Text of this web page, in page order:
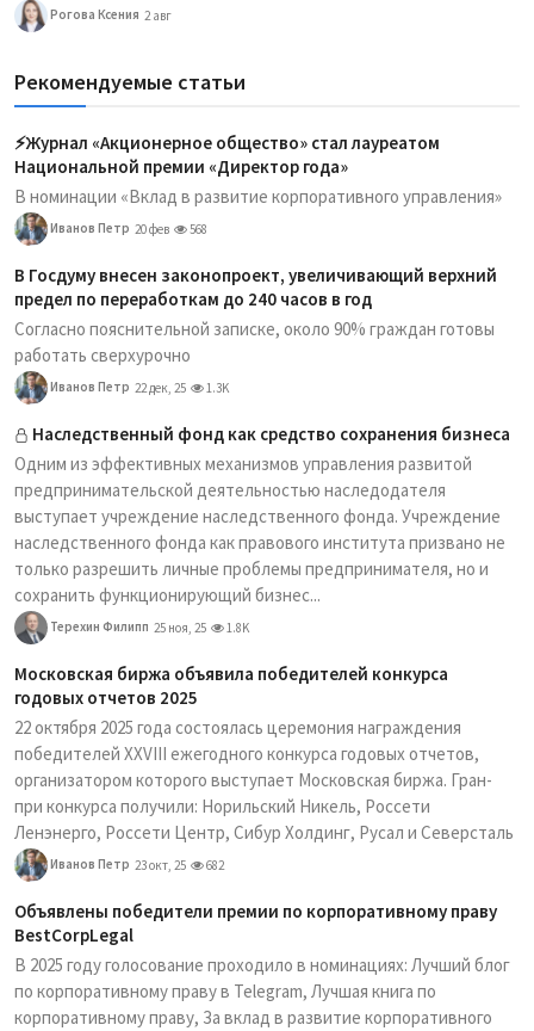
Рогова Ксения 2 авг
Рекомендуемые статьи
⚡️Журнал «Акционерное общество» стал лауреатом
Национальной премии «Директор года»
В номинации «Вклад в развитие корпоративного управления»
Иванов Петр 20 фев 568
В Госдуму внесен законопроект, увеличивающий верхний
предел по переработкам до 240 часов в год
Согласно пояснительной записке, около 90% граждан готовы
работать сверхурочно
Иванов Петр 22 дек, 25 1.3K
Наследственный фонд как средство сохранения бизнеса
Одним из эффективных механизмов управления развитой
предпринимательской деятельностью наследодателя
выступает учреждение наследственного фонда. Учреждение
наследственного фонда как правового института призвано не
только разрешить личные проблемы предпринимателя, но и
сохранить функционирующий бизнес...
Терехин Филипп 25 ноя, 25 1.8K
Московская биржа объявила победителей конкурса
годовых отчетов 2025
22 октября 2025 года состоялась церемония награждения
победителей XXVIII ежегодного конкурса годовых отчетов,
организатором которого выступает Московская биржа. Гран-
при конкурса получили: Норильский Никель, Россети
Ленэнерго, Россети Центр, Сибур Холдинг, Русал и Северсталь
Иванов Петр 23 окт, 25 682
Объявлены победители премии по корпоративному праву
BestCorpLegal
В 2025 году голосование проходило в номинациях: Лучший блог
по корпоративному праву в Telegram, Лучшая книга по
корпоративному праву, За вклад в развитие корпоративного